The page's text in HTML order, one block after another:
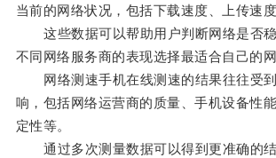
当前的网络状况，包括下载速度、上传速度
这些数据可以帮助用户判断网络是否稳
不同网络服务商的表现选择最适合自己的网
网络测速手机在线测速的结果往往受
响，包括网络运营商的质量、手机设备性
定性等。
通过多次测量数据可以得到更准确的